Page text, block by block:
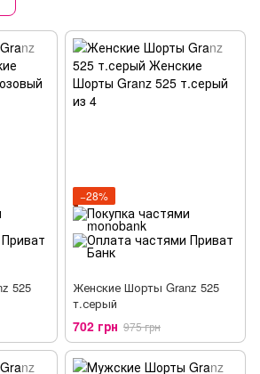
525
−28%
Женские Шорты Granz 525
т.серый
702 грн 975 грн